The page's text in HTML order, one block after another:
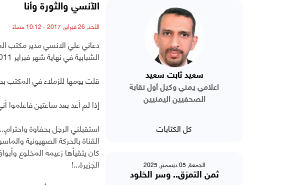
سعيد ثابت سعيد
اعلامي يمني وكيل أول نقابة
الصحفيين اليمنيين
كل الكتابات
الجمعة, 05 ديسمبر, 2025
ثمن التمزق.. وسر الخلود
الآنسي والثورة وأنا
الأحد, 26 فبراير, 2017 - 10:12 مساءً
دعاني علي الانسي مدير مكتب
الشبابية في نهاية شهر فبراير 2011، التي كانت قد قررت خلع زعيمه من كرسي الحكم بعد تعفنه فيه لمدة 33سنة عجاف.
قلت يومها للزملاء في المكتب
إذا لم أعد بعد ساعتين
استقبلني الرجل بحفاوة
القناة بالحركة الصهيونية
كان يتقيأها زعيمه المخلوع
الجزيرة...!